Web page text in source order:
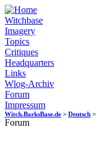
Witchbase
Imagery
Topics
Critiques
Headquarters
Links
Wlog-Archiv
Forum
Impressum
Witch.BarksBase.de > Deutsch >
Forum